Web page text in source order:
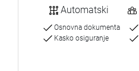
Automatski
Osnovna dokumenta
Kasko osiguranje